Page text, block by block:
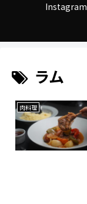
Instagram
ラム
肉料理